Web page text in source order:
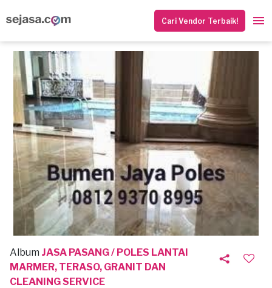
Cari Vendor Terbaik!
Album JASA PASANG / POLES LANTAI
MARMER, TERASO, GRANIT DAN
CLEANING SERVICE